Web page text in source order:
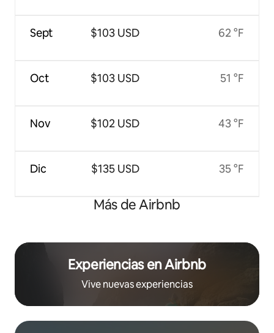
Sept
Oct
Nov
Dic
$103 USD
$103 USD
$102 USD
$135 USD
62 °F
51 °F
43 °F
35 °F
Más de Airbnb
Experiencias en Airbnb
Vive nuevas experiencias